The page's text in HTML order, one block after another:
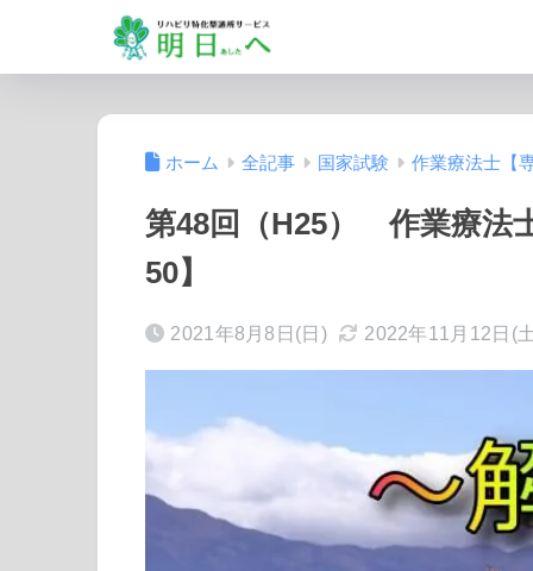
ホーム 全記事 国家試験 作業療法士【
第48回（H25） 作業療法
50】
2021年8月8日(日) 2022年11月12日(